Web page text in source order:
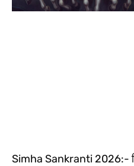
Simha Sankranti 2026:-